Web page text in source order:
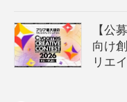
【公
向け
リエ